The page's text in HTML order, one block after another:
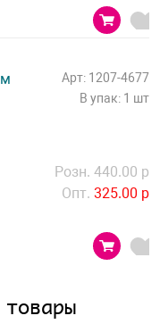
Арт: 1207-4677
В упак: 1 шт
Розн. 440.00 р
Опт. 325.00 р